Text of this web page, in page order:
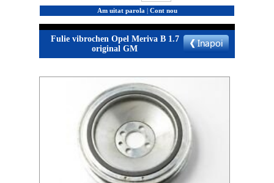
Am uitat parola | Cont nou
Fulie vibrochen Opel Meriva B 1.7
original GM